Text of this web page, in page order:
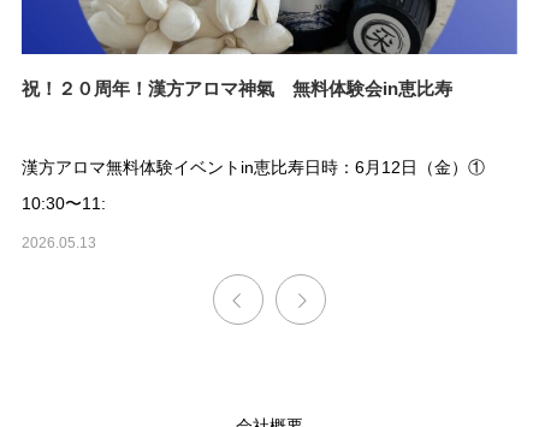
祝！２０周年！漢方アロマ神氣 無料体験会in恵比寿
漢方アロマ無料体験イベントin恵比寿日時：6月12日（金）①
10:30〜11:
2026.05.13